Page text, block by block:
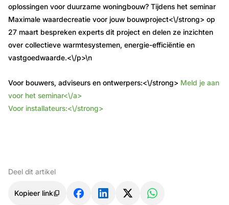
oplossingen voor duurzame woningbouw? Tijdens het seminar
Maximale waardecreatie voor jouw bouwproject<\/strong> op
27 maart bespreken experts dit project en delen ze inzichten
over collectieve warmtesystemen, energie-efficiëntie en
vastgoedwaarde.<\/p>\n
Voor bouwers, adviseurs en ontwerpers:<\/strong> Meld je aan
voor het seminar<\/a>
Voor installateurs:<\/strong>
Deel dit artikel
Kopieer link